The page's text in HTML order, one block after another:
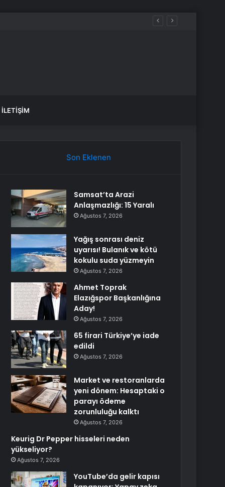
İLETIŞIM
Son Eklenen
Samsat’ta Arazi
Anlaşmazlığı: 15 Yaralı
Ağustos 7, 2026
Yağış sonrası deniz
uyarısı! Bulanık ve kötü
kokulu suda yüzmeyin
Ağustos 7, 2026
Ahmet Toprak
Elazığspor Başkanlığına
Aday!
Ağustos 7, 2026
65 firari Türkiye’ye iade
edildi
Ağustos 7, 2026
Market ve restoranlarda
yeni dönem: Hesaptaki o
parayı ödeme
zorunluluğu kalktı
Ağustos 7, 2026
Keurig Dr Pepper hisseleri neden
yükseliyor?
Ağustos 7, 2026
YouTube’da gelir kapısı